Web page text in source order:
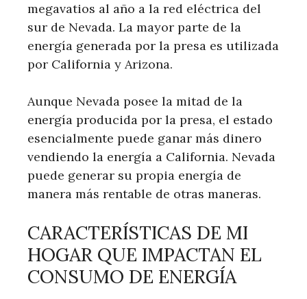
megavatios al año a la red eléctrica del
sur de Nevada. La mayor parte de la
energía generada por la presa es utilizada
por California y Arizona.
Aunque Nevada posee la mitad de la
energía producida por la presa, el estado
esencialmente puede ganar más dinero
vendiendo la energía a California. Nevada
puede generar su propia energía de
manera más rentable de otras maneras.
CARACTERÍSTICAS DE MI
HOGAR QUE IMPACTAN EL
CONSUMO DE ENERGÍA